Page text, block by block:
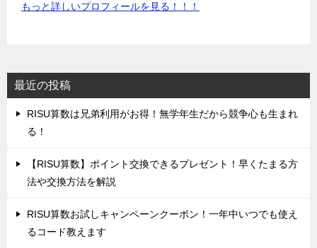
もっと詳しいプロフィールを見る！！！
最近の投稿
‌RISU算数は兄弟利用がお得！無学年生だから競争心も生まれ
る！
‌【RISU算数】ポイント交換できるプレゼント！早くたまる方
法や交換方法を解説
‌RISU算数お試しキャンペーンクーポン！一年中いつでも使え
るコード教えます